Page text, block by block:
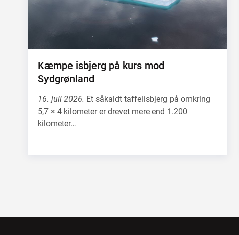
Kæmpe isbjerg på kurs mod
Sydgrønland
16. juli 2026. Et såkaldt taffelisbjerg på omkring
5,7 × 4 kilometer er drevet mere end 1.200
kilometer…